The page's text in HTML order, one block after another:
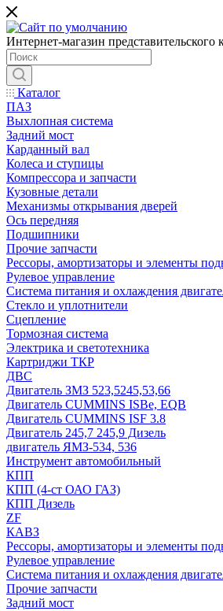
Интернет-магазин представительского
Каталог
ПАЗ
Выхлопная система
Задний мост
Карданный вал
Колеса и ступицы
Компрессора и запчасти
Кузовные детали
Механизмы открывания дверей
Ось передняя
Подшипники
Прочие запчасти
Рессоры, амортизаторы и элементы
Рулевое управление
Система питания и охлаждения
Стекло и уплотнители
Сцепление
Тормозная система
Электрика и светотехника
Картриджи ТКР
ДВС
Двигатель ЗМЗ 523,5245,53,66
Двигатель CUMMINS ISBe, EQB
Двигатель CUMMINS ISF 3.8
Двигатель 245,7 245,9 Дизель
двигатель ЯМЗ-534, 536
Инструмент автомобильный
КПП
КПП (4-ст ОАО ГАЗ)
КПП Дизель
ZF
КАВЗ
Рессоры, амортизаторы и элементы
Рулевое управление
Система питания и охлаждения
Прочие запчасти
Задний мост